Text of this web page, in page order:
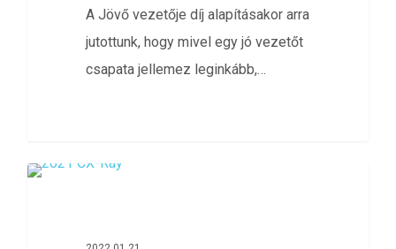
A Jövő vezetője díj alapításakor arra
jutottunk, hogy mivel egy jó vezetőt
csapata jellemez leginkább,…